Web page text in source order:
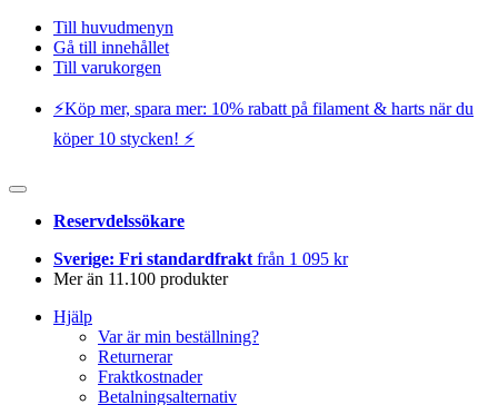
Till huvudmenyn
Gå till innehållet
Till varukorgen
⚡️Köp mer, spara mer: 10% rabatt på filament & harts när du
köper 10 stycken! ⚡️
Reservdelssökare
Sverige: Fri standardfrakt från 1 095 kr
Mer än 11.100 produkter
Hjälp
Var är min beställning?
Returnerar
Fraktkostnader
Betalningsalternativ